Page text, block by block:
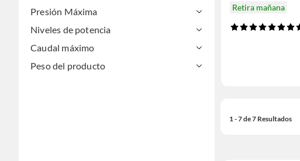
Presión Máxima
Niveles de potencia
Caudal máximo
Peso del producto
Retira mañana
1 - 7 de 7 Resultados